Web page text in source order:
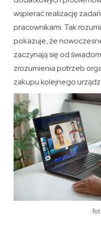
wspierać realizację
pracownikami. Tak
pokazuje, że
zaczynają się od
zrozumienia potrzeb
zakupu kolejnego